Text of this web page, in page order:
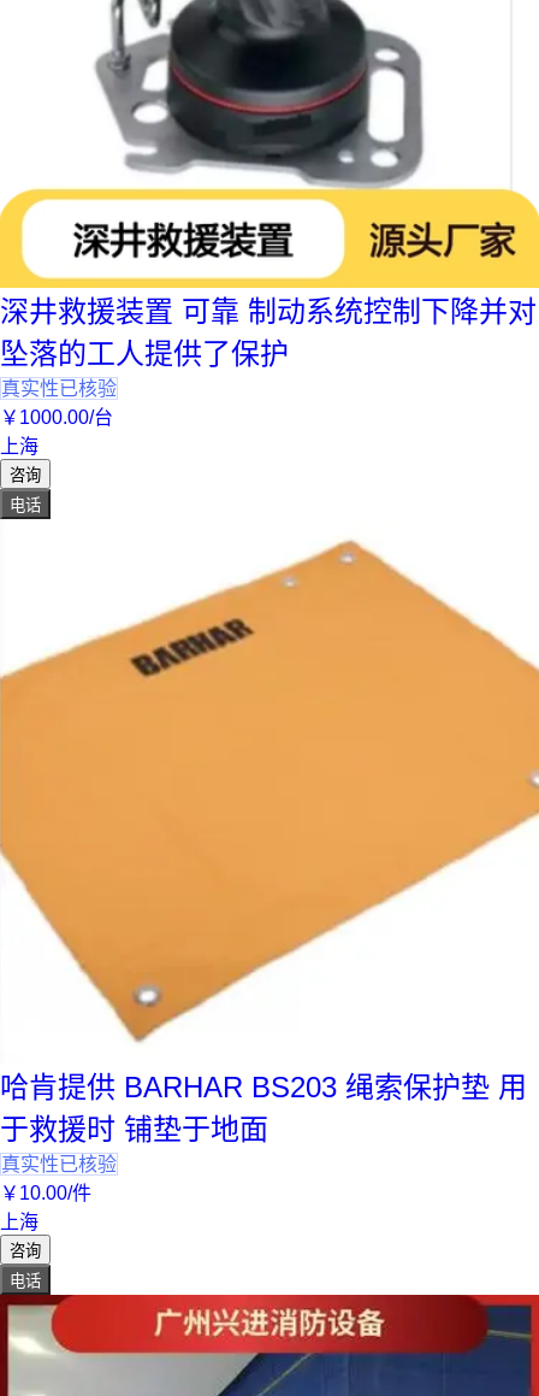
深井救援装置 可靠 制动系统控制下降并对
坠落的工人提供了保护
真实性已核验
￥ 1000.00/台
上海
咨询
电话
哈肯提供 BARHAR BS203 绳索保护垫 用
于救援时 铺垫于地面
真实性已核验
￥ 10.00/件
上海
咨询
电话